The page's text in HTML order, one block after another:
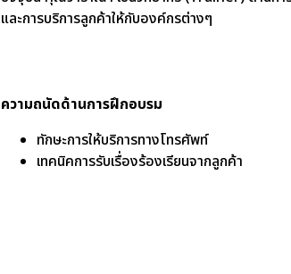
และการบริการลูกค้าให้กับองค์กรต่างๆ
ความถนัดด้านการฝึกอบรม
ทักษะการให้บริการทางโทรศัพท์
เทคนิคการรับเรื่องร้องเรียนจากลูกค้า